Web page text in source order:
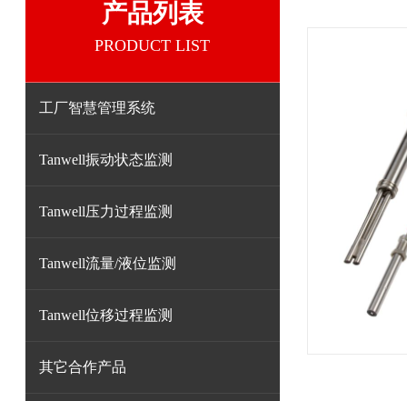
产品列表
PRODUCT LIST
工厂智慧管理系统
Tanwell振动状态监测
Tanwell压力过程监测
Tanwell流量/液位监测
Tanwell位移过程监测
其它合作产品